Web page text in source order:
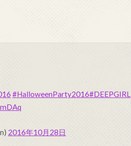
#HalloweenParty2016#DEEPGIRL
2016年10月28日